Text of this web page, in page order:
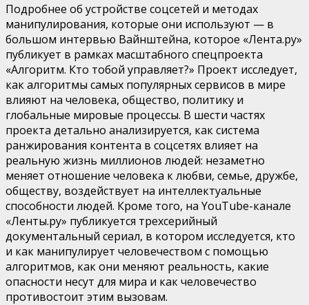
Подробнее об устройстве соцсетей и методах
манипулирования, которые они используют — в
большом интервью Вайнштейна, которое «Лента.ру»
публикует в рамках масштабного спецпроекта
«Алгоритм. Кто тобой управляет?» Проект исследует,
как алгоритмы самых популярных сервисов в мире
влияют на человека, общество, политику и
глобальные мировые процессы. В шести частях
проекта детально анализируется, как система
ранжирования контента в соцсетях влияет на
реальную жизнь миллионов людей: незаметно
меняет отношение человека к любви, семье, дружбе,
обществу, воздействует на интеллектуальные
способности людей. Кроме того, на YouTube-канале
«Ленты.ру» публикуется трехсерийный
документальный сериал, в котором исследуется, кто
и как манипулирует человечеством с помощью
алгоритмов, как они меняют реальность, какие
опасности несут для мира и как человечество
противостоит этим вызовам.